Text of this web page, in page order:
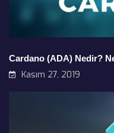
Cardano (ADA) Nedir?
Kasım 27, 2019